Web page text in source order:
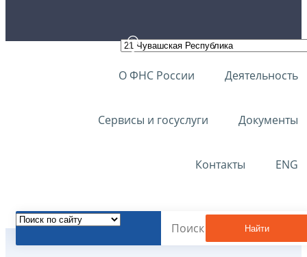
О ФНС России Деятельность
Сервисы и госуслуги Документы
Контакты ENG
Найти